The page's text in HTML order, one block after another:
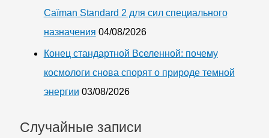
Caïman Standard 2 для сил специального
назначения 04/08/2026
Конец стандартной Вселенной: почему
космологи снова спорят о природе темной
энергии 03/08/2026
Случайные записи